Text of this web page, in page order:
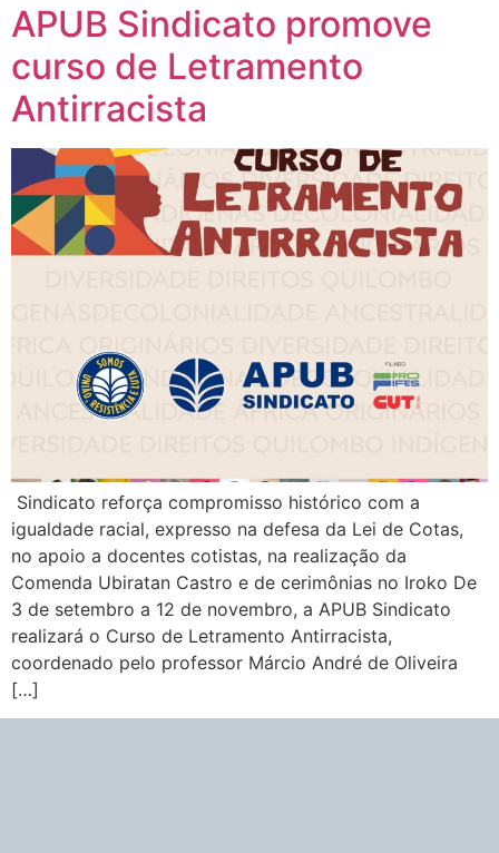
APUB Sindicato promove
curso de Letramento
Antirracista
Sindicato reforça compromisso histórico com a
igualdade racial, expresso na defesa da Lei de Cotas,
no apoio a docentes cotistas, na realização da
Comenda Ubiratan Castro e de cerimônias no Iroko De
3 de setembro a 12 de novembro, a APUB Sindicato
realizará o Curso de Letramento Antirracista,
coordenado pelo professor Márcio André de Oliveira
[…]